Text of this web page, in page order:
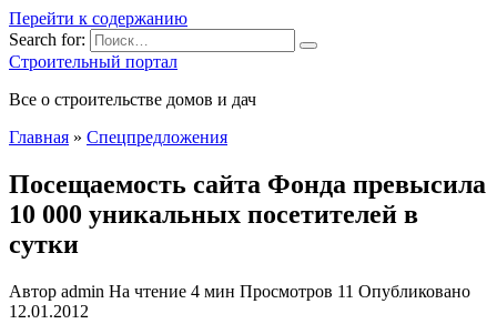
Перейти к содержанию
Search for:
Строительный портал
Все о строительстве домов и дач
Главная » Спецпредложения
Посещаемость сайта Фонда превысила
10 000 уникальных посетителей в
сутки
Автор admin На чтение 4 мин Просмотров 11 Опубликовано
12.01.2012